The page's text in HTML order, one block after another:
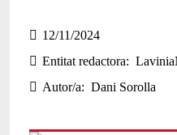
a
c
e
12/11/2024
Entitat redactora
Autor/a
Dani Sorolla